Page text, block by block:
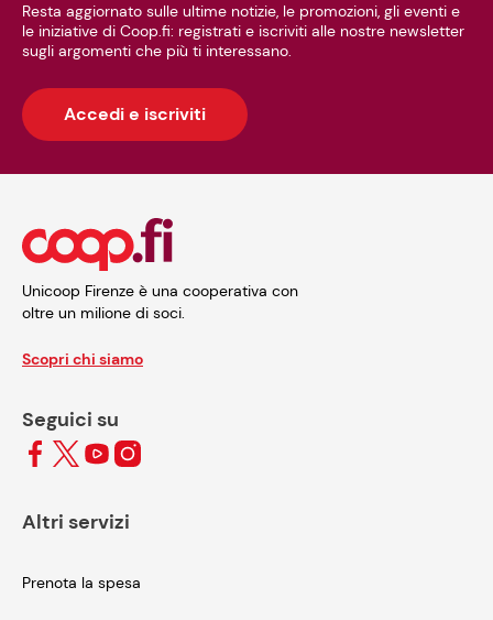
Resta aggiornato sulle ultime notizie, le promozioni, gli eventi e
le iniziative di Coop.fi: registrati e iscriviti alle nostre newsletter
sugli argomenti che più ti interessano.
Accedi e iscriviti
Unicoop Firenze è una cooperativa con
oltre un milione di soci.
Scopri chi siamo
Seguici su
Altri servizi
Prenota la spesa